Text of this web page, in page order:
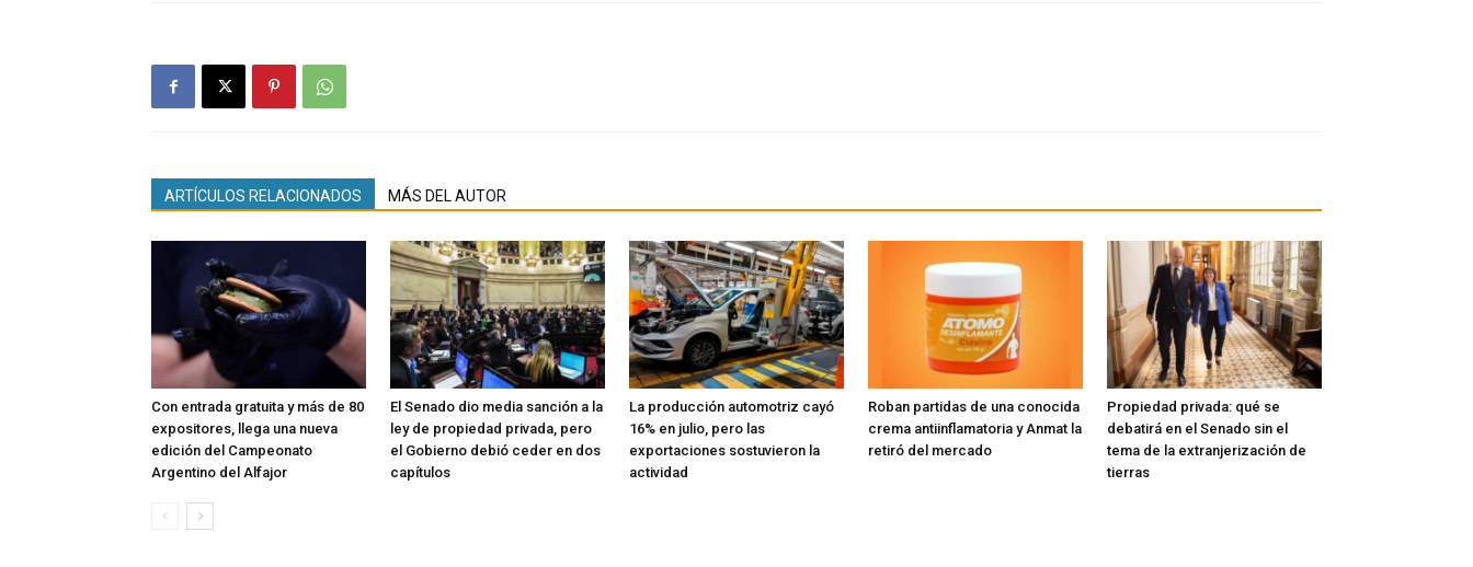
ARTÍCULOS RELACIONADOS MÁS DEL AUTOR
Con entrada gratuita y más de 80
expositores, llega una nueva
edición del Campeonato
Argentino del Alfajor
El Senado dio media sanción a la
ley de propiedad privada, pero
el Gobierno debió ceder en dos
capítulos
La producción automotriz cayó
16% en julio, pero las
exportaciones sostuvieron la
actividad
Roban partidas de una conocida
crema antiinflamatoria y Anmat la
retiró del mercado
Propiedad privada: qué se
debatirá en el Senado sin el
tema de la extranjerización de
tierras